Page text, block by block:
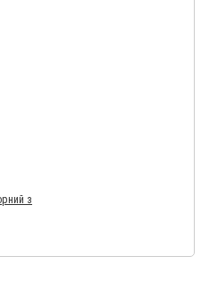
з